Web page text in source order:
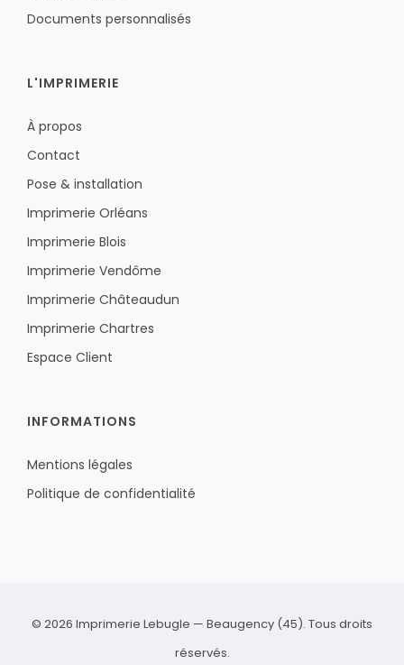
Documents personnalisés
L'IMPRIMERIE
À propos
Contact
Pose & installation
Imprimerie Orléans
Imprimerie Blois
Imprimerie Vendôme
Imprimerie Châteaudun
Imprimerie Chartres
Espace Client
INFORMATIONS
Mentions légales
Politique de confidentialité
© 2026 Imprimerie Lebugle — Beaugency (45). Tous droits
réservés.